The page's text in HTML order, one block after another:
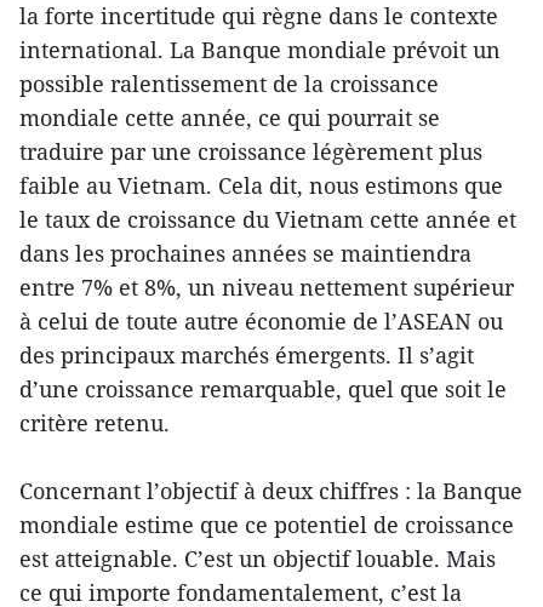
la forte incertitude qui règne dans le contexte
international. La Banque mondiale prévoit un
possible ralentissement de la croissance
mondiale cette année, ce qui pourrait se
traduire par une croissance légèrement plus
faible au Vietnam. Cela dit, nous estimons que
le taux de croissance du Vietnam cette année et
dans les prochaines années se maintiendra
entre 7% et 8%, un niveau nettement supérieur
à celui de toute autre économie de l’ASEAN ou
des principaux marchés émergents. Il s’agit
d’une croissance remarquable, quel que soit le
critère retenu.
Concernant l’objectif à deux chiffres : la Banque
mondiale estime que ce potentiel de croissance
est atteignable. C’est un objectif louable. Mais
ce qui importe fondamentalement, c’est la